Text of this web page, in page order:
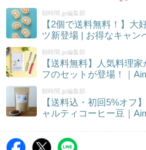
朝時間.jp編集部
【2個で送料無料！】大
ツ新登場 | お得なキャン
朝時間.jp編集部
【送料無料】人気料理
フのセットが登場！｜
朝時間.jp編集部
【送料込・初回5%オフ
ャルティコーヒー豆｜